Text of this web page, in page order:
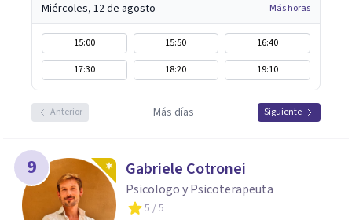
Miércoles, 12 de agosto Más horas
15:00 15:50
16:40
17:30
18:20 19:10
Anterior Más días Siguiente
9 Gabriele Cotronei
Psicologo y Psicoterapeuta
5 / 5